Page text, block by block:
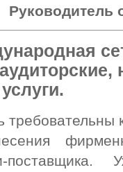
Руководитель
поставщика.